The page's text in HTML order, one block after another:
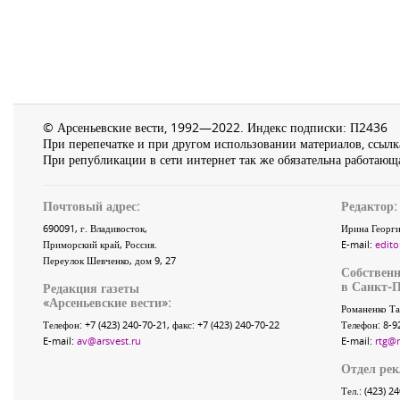
© Арсеньевские вести, 1992—2022. Индекс подписки: П2436
При перепечатке и при другом использовании материалов,
При републикации в сети интернет так же обязательна
Почтовый адрес:
690091, г. Владивосток,
Приморский край, Россия.
Переулок Шевченко, дом 9, 27
Редакция газеты
«Арсеньевские вести»:
Телефон: +7 (423) 240-70-21, факс: +7 (423) 240-70-22
E-mail: av@arsvest.ru
Редактор:
Ирина
E-mail:
в Санкт-
Романенко
Телефон: 8-
E-mail:
Отдел
Тел.: (423)